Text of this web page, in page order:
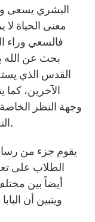
البشري يسعى
فالسعي وراء
بحث عن الله
القدس الذي
الآخرين، كما
وجهة النظر الخاصة
التعلم العلاقات بين الفيلسوف واللاهوتي.
يقوم جزء من
الطلاب على
أيضاً بين
ويتبين أن